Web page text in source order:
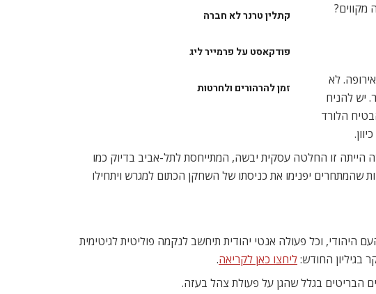
קתלין טרנר לא חברה
פודקאסט על פרמייר ליג
זמן להרהורים ולחרטות
מקווים?
לא
יש להניח
החברה, אולם צירוף המקרים אירוני במיוחד. לפני 92 שנה הבטיח הלורד
הייתה זו החלטה עסקית יבשה, המתייחסת לתל-אביב בדיוק כמו
שהמתחרים יפנימו את כניסתו של השחקן הכתום למגרש ויתחילו
היהודי, וכל פעולה אנטי יהודית תיחשב לנקמה פוליטית לגיטימית
בגיליון החודש:ליחצו כאן לקריאה.
הבריטים בגלל שהגן על פעולת צהל בעזה.